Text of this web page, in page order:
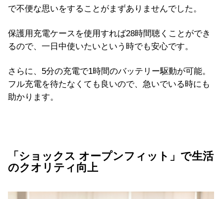
で不便な思いをすることがまずありませんでした。
保護用充電ケースを使用すれば28時間聴くことができ
るので、一日中使いたいという時でも安心です。
さらに、5分の充電で1時間のバッテリー駆動が可能。
フル充電を待たなくても良いので、急いでいる時にも
助かります。
「ショックス オープンフィット」で生活
のクオリティ向上